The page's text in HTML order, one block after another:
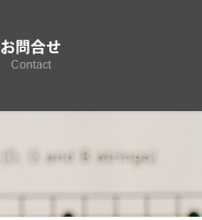
お問合せ
Contact